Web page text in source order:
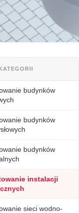
budynków
budynków
budynków
instalacji
sieci wodno-